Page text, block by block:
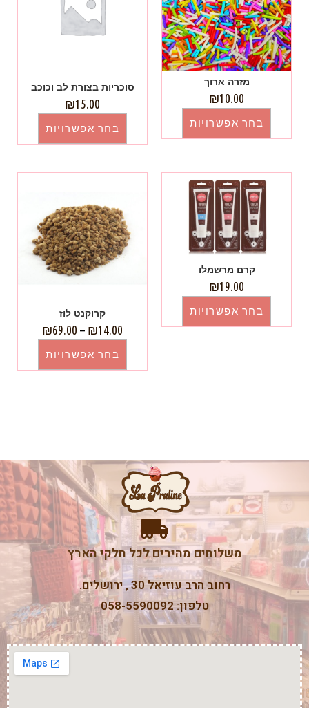
מזרה ארוך
₪10.00
בחר אפשרויות
סוכריות בצורת לב וכוכב
₪15.00
בחר אפשרויות
קרם מרשמלו
₪19.00
בחר אפשרויות קרוקנט לוז
₪14.00
–
₪69.00
בחר אפשרויות
משלוחים מהירים לכל חלקי הארץ
רחוב הרב עוזיאל 30 , ירושלים.
טלפון: 058-5590092